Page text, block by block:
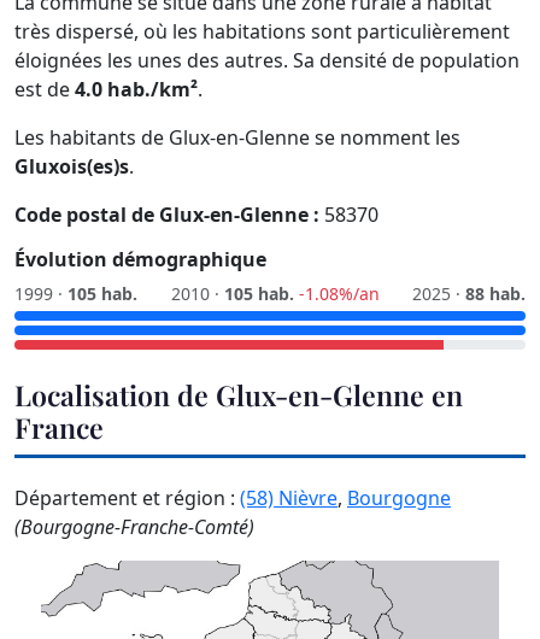
très dispersé, où les habitations sont particulièrement
éloignées les unes des autres. Sa densité de population
est de4.0 hab./km².
Les habitants de Glux-en-Glenne se nomment les
Gluxois(es)s.
Code postal de Glux-en-Glenne : 58370
Évolution démographique
1999 · 105 hab. 2010 · 105 hab. -1.08%/an 2025 · 88 hab.
Localisation de Glux-en-Glenne en
France
Département et région : (58) Nièvre, Bourgogne
(Bourgogne-Franche-Comté)